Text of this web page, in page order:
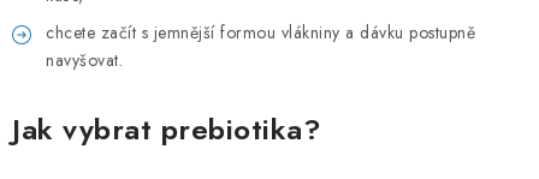
chcete začít s jemnější formou vlákniny a dávku postupně
navyšovat.
Jak vybrat prebiotika?